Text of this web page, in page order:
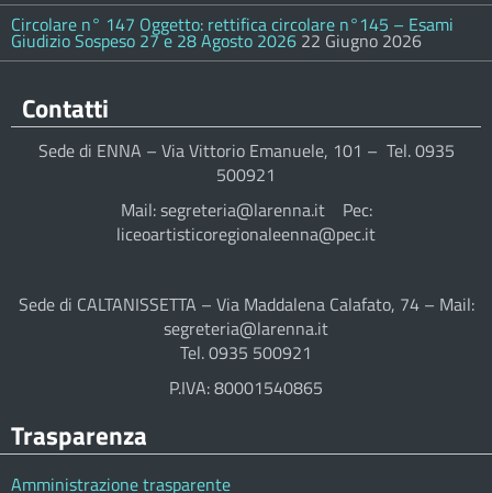
Circolare n° 147 Oggetto: rettifica circolare n°145 – Esami
Giudizio Sospeso 27 e 28 Agosto 2026 22 Giugno 2026
Contatti
Sede di ENNA – Via Vittorio Emanuele, 101 – Tel. 0935
500921
Mail: segreteria@larenna.it Pec:
liceoartisticoregionaleenna@pec.it
Sede di CALTANISSETTA – Via Maddalena Calafato, 74 – Mail:
segreteria@larenna.it
Tel. 0935 500921
P.IVA: 80001540865
Trasparenza
Amministrazione trasparente